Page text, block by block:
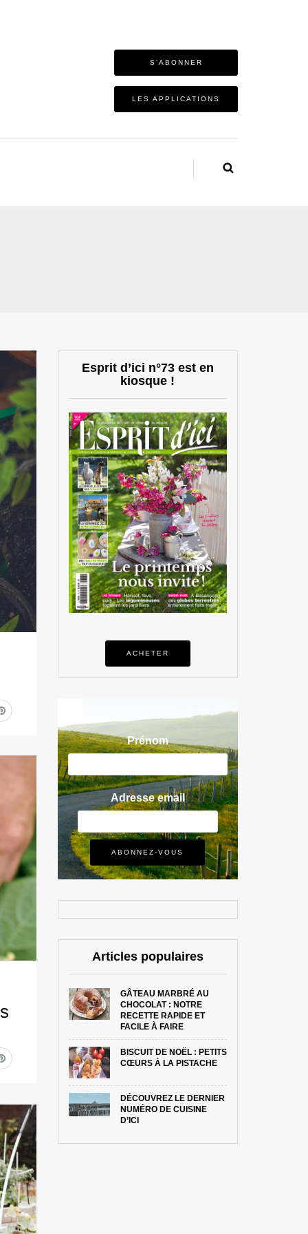
S'ABONNER
LES APPLICATIONS
Esprit d’ici n°73 est en
kiosque !
ACHETER
Prénom
Adresse email
Articles populaires
GÂTEAU MARBRÉ AU
CHOCOLAT : NOTRE
RECETTE RAPIDE ET
FACILE À FAIRE
BISCUIT DE NOËL : PETITS
CŒURS À LA PISTACHE
DÉCOUVREZ LE DERNIER
NUMÉRO DE CUISINE
D’ICI